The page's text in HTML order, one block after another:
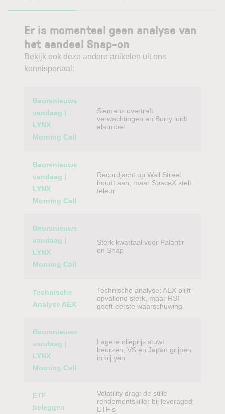
Er is momenteel geen analyse van
het aandeel Snap-on
Bekijk ook deze andere artikelen uit ons
kennisportaal:
Category
Beursnieuws
vandaag |
LYNX
Morning Call
Siemens overtreft
verwachtingen en Burry luidt
alarmbel
Beursnieuws
vandaag |
LYNX
Morning Call
Recordjacht op Wall Street
houdt aan, maar SpaceX stelt
teleur
Beursnieuws
vandaag |
LYNX
Morning Call
Sterk kwartaal voor Palantir
en Snap
Technische
Analyse AEX
Technische analyse: AEX blijft
opvallend sterk, maar RSI
geeft eerste waarschuwing
Beursnieuws
vandaag |
LYNX
Morning Call
Lagere olieprijs stuwt
beurzen, VS en Japan grijpen
in bij yen
ETF
beleggen
Volatility drag: de stille
rendementskiller bij leveraged
ETF’s